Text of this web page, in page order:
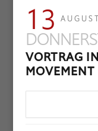
13 AUGUST
VORTRAG